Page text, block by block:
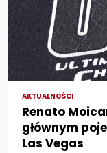
AKTUALNOŚCI
Renato
głównym
Las Vegas